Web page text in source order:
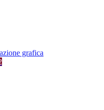
grafica